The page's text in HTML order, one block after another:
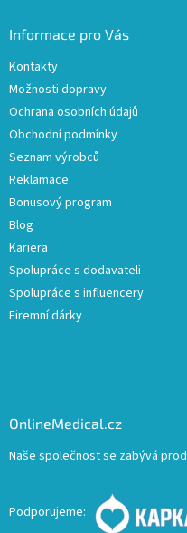
Informace pro Vás
Kontakty
Možnosti dopravy
Ochrana osobních údajů
Obchodní podmínky
Seznam výrobců
Reklamace
Bonusový program
Blog
Kariera
Spolupráce s dodavateli
Spolupráce s influencery
Firemní dárky
OnlineMedical.cz
Naše společnost se zabývá
Podporujeme: